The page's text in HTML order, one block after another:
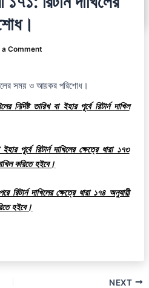
a Comment
সময় ও আয়কর পরিশোধ।
নির্দিষ্ট তারিখ বা ইহার পূর্বে রিটার্ন দাখিল
ইহার পূর্বে রিটার্ন দাখিলের ক্ষেত্রে ধারা ১৭৩
করিতে হইবে।
রিটার্ন দাখিলের ক্ষেত্রে ধারা ১৭৪ অনুযায়ী
হইবে।
NEXT